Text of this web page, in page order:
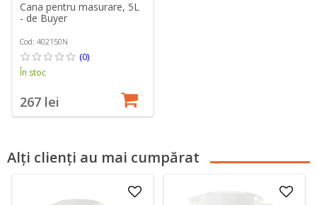
Cana pentru masurare, 5L
- de Buyer
Cod: 402150N
(0)
În stoc
267 lei
Alți clienți au mai cumpărat